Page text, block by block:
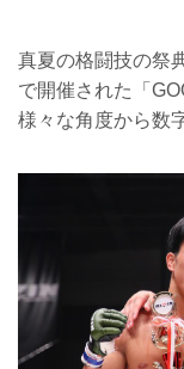
真夏の格闘技の祭
で開催された「
様々な角度から数